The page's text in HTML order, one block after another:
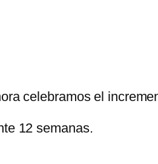
celebramos el
12 semanas.